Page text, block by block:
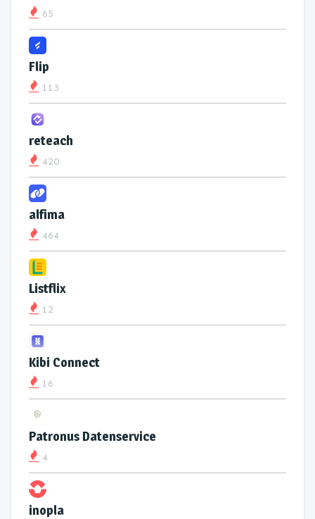
65
Flip
113
reteach
420
alfima
464
Listflix
12
Kibi Connect
16
Patronus Datenservice
4
inopla